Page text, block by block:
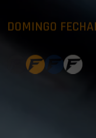
DOMINGO